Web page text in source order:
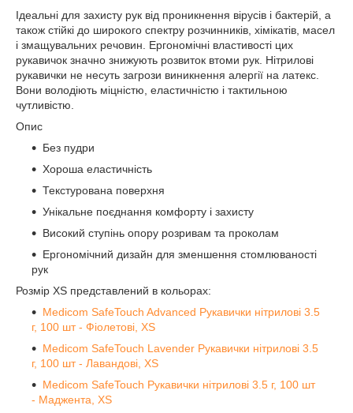
Ідеальні для захисту рук від проникнення вірусів і бактерій, а
також стійкі до широкого спектру розчинників, хімікатів, масел
і змащувальних речовин. Ергономічні властивості цих
рукавичок значно знижують розвиток втоми рук. Нітрилові
рукавички не несуть загрози виникнення алергії на латекс.
Вони володіють міцністю, еластичністю і тактильною
чутливістю.
Опис
Без пудри
Хороша еластичність
Текстурована поверхня
Унікальне поєднання комфорту і захисту
Високий ступінь опору розривам та проколам
Ергономічний дизайн для зменшення стомлюваності
рук
Розмір XS представлений в кольорах:
Medicom SafeTouch Advanced Рукавички нітрилові 3.5
г, 100 шт - Фіолетові, XS
Medicom SafeTouch Lavender Рукавички нітрилові 3.5
г, 100 шт - Лавандові, XS
Medicom SafeTouch Рукавички нітрилові 3.5 г, 100 шт
- Маджента, XS